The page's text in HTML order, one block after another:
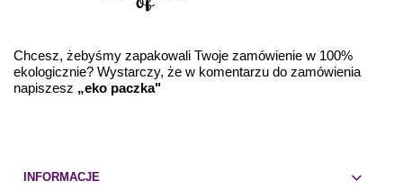
Chcesz, żebyśmy zapakowali Twoje zamówienie w 100%
ekologicznie? Wystarczy, że w komentarzu do zamówienia
napiszesz „eko paczka"
INFORMACJE